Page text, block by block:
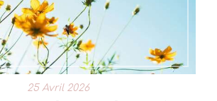
25 Avril 2026